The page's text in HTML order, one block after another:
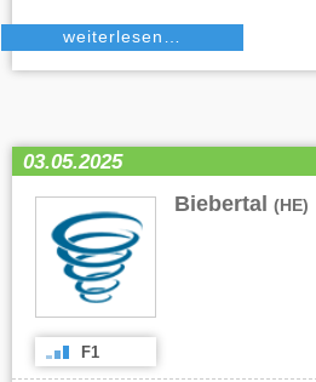
weiterlesen…
03.05.2025
Biebertal (HE)
F1